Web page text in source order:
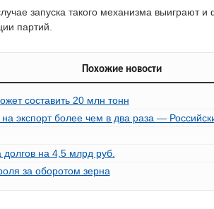
запуска такого механизма
партий.
Похожие новости
составить 20 млн тонн
на экспорт более чем в два раза —
долгов на 4,5 млрд руб.
за оборотом зерна